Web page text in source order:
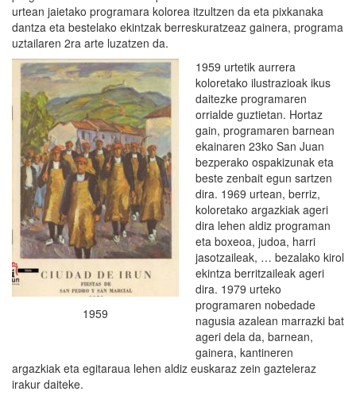
urtean jaietako programara kolorea itzultzen da eta pixkanaka
dantza eta bestelako ekintzak berreskuratzeaz gainera, programa
uztailaren 2ra arte luzatzen da.
1959
1959 urtetik aurrera
koloretako ilustrazioak ikus
daitezke programaren
orrialde guztietan. Hortaz
gain, programaren barnean
ekainaren 23ko San Juan
bezperako ospakizunak eta
beste zenbait egun sartzen
dira. 1969 urtean, berriz,
koloretako argazkiak ageri
dira lehen aldiz programan
eta boxeoa, judoa, harri
jasotzaileak, … bezalako kirol
ekintza berritzaileak ageri
dira. 1979 urteko
programaren nobedade
nagusia azalean marrazki bat
ageri dela da, barnean,
gainera, kantineren
argazkiak eta egitaraua lehen aldiz euskaraz zein gazteleraz
irakur daiteke.